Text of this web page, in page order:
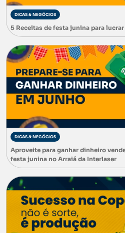
DICAS & NEGÓCIOS
5 Receitas de festa junina para
DICAS & NEGÓCIOS
Aproveite para ganhar dinheiro
festa junina no Arraiá da Interlaser